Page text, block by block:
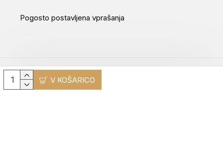
V KOŠARICO
Pogosto postavljena vprašanja